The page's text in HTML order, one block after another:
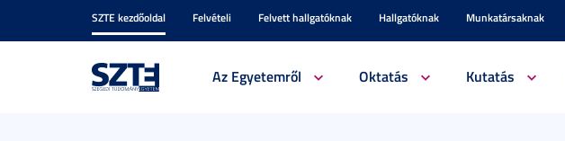
SZTE kezdőoldal Felvételi Felvett hallgatóknak Hallgatóknak Munkatársaknak
Az Egyetemről Oktatás Kutatás